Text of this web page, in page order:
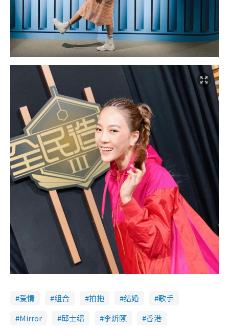
爱情 组合 拍拖 结婚
歌手
Mirror
邱士缙 李炘颐 香港